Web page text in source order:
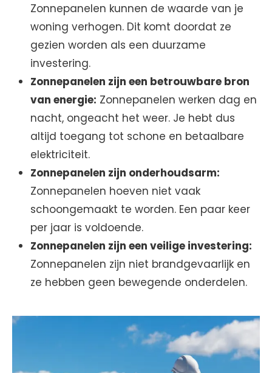
Zonnepanelen kunnen de waarde van je
woning verhogen. Dit komt doordat ze
gezien worden als een duurzame
investering.
Zonnepanelen zijn een betrouwbare bron
van energie: Zonnepanelen werken dag en
nacht, ongeacht het weer. Je hebt dus
altijd toegang tot schone en betaalbare
elektriciteit.
Zonnepanelen zijn onderhoudsarm:
Zonnepanelen hoeven niet vaak
schoongemaakt te worden. Een paar keer
per jaar is voldoende.
Zonnepanelen zijn een veilige investering:
Zonnepanelen zijn niet brandgevaarlijk en
ze hebben geen bewegende onderdelen.